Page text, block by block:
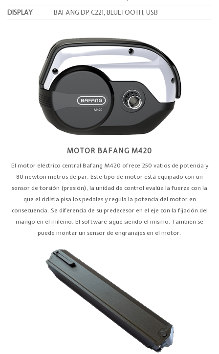
DISPLAY
BAFANG DP C221, BLUETOOTH, USB
MOTOR BAFANG M420
El motor eléctrico central Bafang M420 ofrece 250 vatios de potencia y
80 newton metros de par. Este tipo de motor está equipado con un
sensor de torsión (presión), la unidad de control evalúa la fuerza con la
que el ciclista pisa los pedales y regula la potencia del motor en
consecuencia. Se diferencia de su predecesor en el eje con la fijación del
mango en el milenio. El software sigue siendo el mismo. También se
puede montar un sensor de engranajes en el motor.